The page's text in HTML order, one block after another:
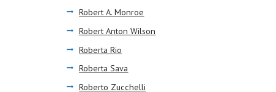
Robert A. Monroe
Robert Anton Wilson
Roberta Rio
Roberta Sava
Roberto Zucchelli